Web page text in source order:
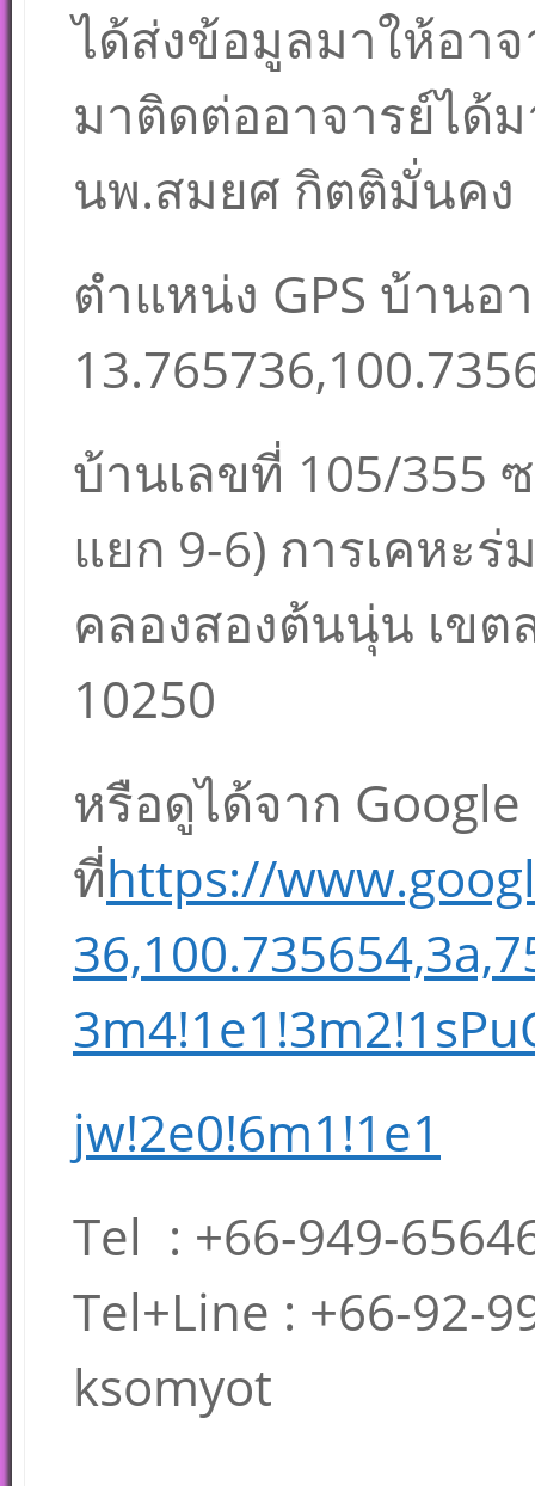
ได้ส่งข้อมูลมาให้อา
มาติดต่ออาจารย์ได้
นพ.สมยศ กิตติมั่นคง
ตำแหน่ง GPS บ้าน
บ้านเลขที่ 105/355
แยก 9-6) การเคหะ
คลองสองต้นนุ่น เขต
10250
หรือดูได้จาก
ที่https://
jw!2e0!6m1!1e1
Tel : +66-949-
Tel+Line : +66-92-
ksomyot